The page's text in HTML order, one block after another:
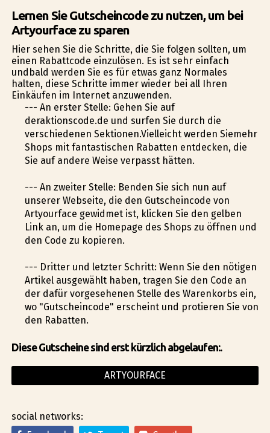
Lernen Sie Gutscheincode zu nutzen, um bei
Artyourface zu sparen
Hier sehen Sie die Schritte, die Sie folgen sollten, um
einen Rabattcode einzulösen. Es ist sehr einfach
undbald werden Sie es für etwas ganz Normales
halten, diese Schritte immer wieder bei all Ihren
Einkäufen im Internet anzuwenden.
--- An erster Stelle: Gehen Sie auf
deraktionscode.de und surfen Sie durch die
verschiedenen Sektionen.Vielleicht werden Siemehr
Shops mit fantastischen Rabatten entdecken, die
Sie auf andere Weise verpasst hätten.
--- An zweiter Stelle: Befinden Sie sich nun auf
unserer Webseite, die den Gutscheincode von
Artyourface gewidmet ist, klicken Sie den gelben
Link an, um die Homepage des Shops zu öffnen und
den Code zu kopieren.
--- Dritter und letzter Schritt: Wenn Sie den nötigen
Artikel ausgewählt haben, tragen Sie den Code an
der dafür vorgesehenen Stelle des Warenkorbs ein,
wo "Gutscheincode" erscheint und profitieren Sie von
den Rabatten.
Diese Gutscheine sind erst kürzlich abgelaufen:.
ARTYOURFACE
social networks: